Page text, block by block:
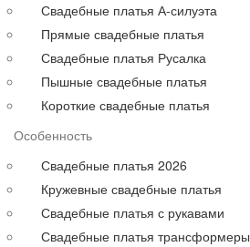
На свадьбу
С рукавами
Выпускные больших размеров
Короткие
до 30000 руб.
до 40000 руб.
до 60000 руб.
до 80000 руб.
до 100000 руб.
Свадебные платья А-силуэта
Прямые свадебные платья
Свадебные платья Русалка
Пышные свадебные платья
Короткие свадебные платья
Особенность
Свадебные платья 2026
Кружевные свадебные платья
Свадебные платья с рукавами
Свадебные платья трансформеры